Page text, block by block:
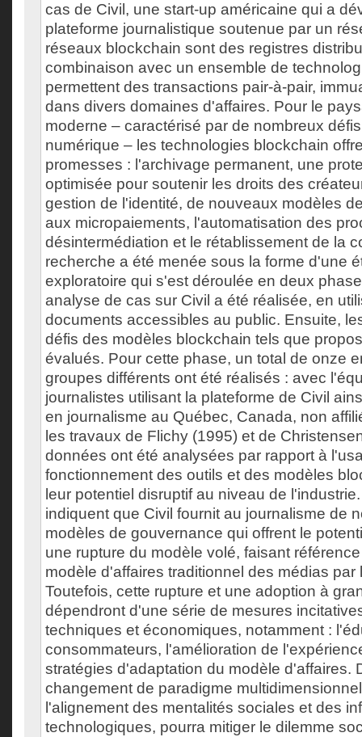
cas de Civil, une start-up américaine qui a
plateforme journalistique soutenue par un
réseaux blockchain sont des registres
combinaison avec un ensemble de
permettent des transactions pair-à-pair,
dans divers domaines d'affaires. Pour le
moderne – caractérisé par de nombreux
numérique – les technologies blockchain
promesses : l'archivage permanent, une
optimisée pour soutenir les droits des
gestion de l'identité, de nouveaux modèles
aux micropaiements, l'automatisation des
désintermédiation et le rétablissement de la
recherche a été menée sous la forme d'une
exploratoire qui s'est déroulée en deux
analyse de cas sur Civil a été réalisée, en
documents accessibles au public. Ensuite,
défis des modèles blockchain tels que
évalués. Pour cette phase, un total de onze
groupes différents ont été réalisés : avec
journalistes utilisant la plateforme de Civil
en journalisme au Québec, Canada, non
les travaux de Flichy (1995) et de
données ont été analysées par rapport à
fonctionnement des outils et des modèles
leur potentiel disruptif au niveau de
indiquent que Civil fournit au journalisme de
modèles de gouvernance qui offrent le
une rupture du modèle volé, faisant
modèle d'affaires traditionnel des médias
Toutefois, cette rupture et une adoption à
dépendront d'une série de mesures
techniques et économiques, notamment :
consommateurs, l'amélioration de
stratégies d'adaptation du modèle d'affaires.
changement de paradigme
l'alignement des mentalités sociales et des
technologiques, pourra mitiger le dilemme